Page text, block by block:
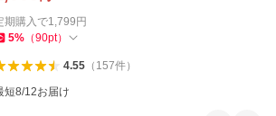
期購入で1,799 円
5% （90pt）
4.55（ 157件）
短8/12お届け